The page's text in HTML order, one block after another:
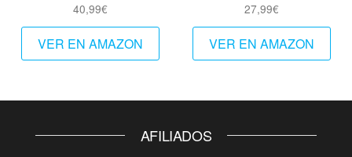
40,99€
VER EN AMAZON
27,99€
VER EN AMAZON
AFILIADOS